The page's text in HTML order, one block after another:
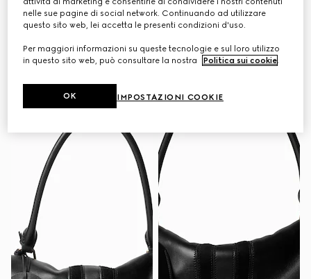
Personalizza con le iniziali Personalizza con le iniziali
nelle sue pagine di social network. Continuando ad utilizzare
questo sito web, lei accetta le presenti condizioni d'uso.
Per maggiori informazioni su queste tecnologie e sul loro utilizzo
in questo sito web, può consultare la nostra
Politica sui cookie.
IMPOSTAZIONI COOKIE
OK